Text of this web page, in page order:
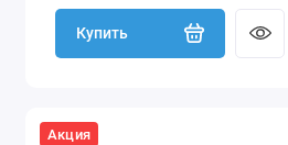
Купить
Акция